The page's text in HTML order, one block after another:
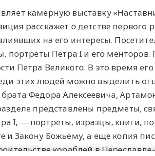
камерную выставку
расскажет о детстве первого
на его интересы.
портреты Петра I и его менторов.
Петра Великого. В это время
этих людей можно выделить
Федора Алексеевича,
представлены предметы,
I, — портреты, изразцы, книги,
и Закону Божьему, а еще копия
кораблей в